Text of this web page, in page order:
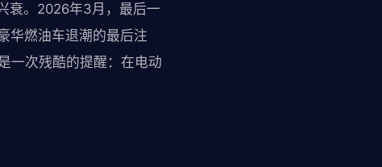
衰。2026年3月，最后一
华燃油车退潮的最后注
一次残酷的提醒：在电动